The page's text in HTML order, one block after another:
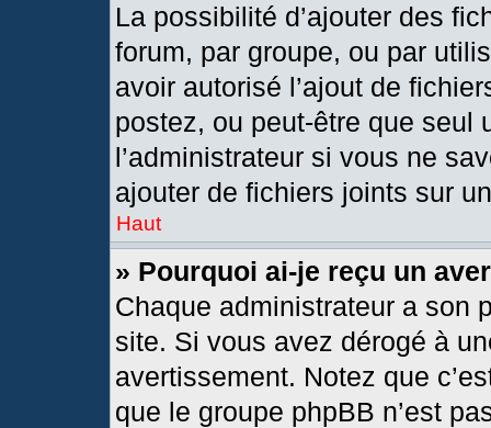
La possibilité d’ajouter des
forum, par groupe, ou par
avoir autorisé l’ajout de
postez, ou peut-être que seul
l’administrateur si vous ne
ajouter de fichiers joints sur
Haut
» Pourquoi ai-je reçu un
Chaque administrateur a son
site. Si vous avez dérogé à
avertissement. Notez que
que le groupe phpBB n’est